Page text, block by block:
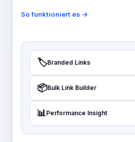
So funktioniert es →
🏷️Branded Links
📦Bulk Link Builder
📊Performance Insight